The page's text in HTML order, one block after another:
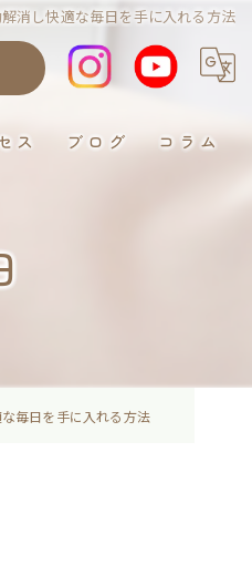
消し快適な毎日を手に入れる方法
ス ブログ コラム
毎日を手に入れる方法